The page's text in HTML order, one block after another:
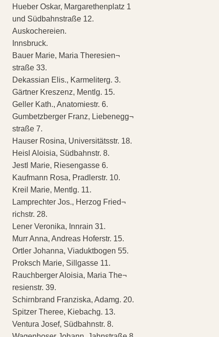
Hueber Oskar, Margarethenplatz 1
und Südbahnstraße 12.
Auskochereien.
Innsbruck.
Bauer Marie, Maria Theresien¬
straße 33.
Dekassian Elis., Karmeliterg. 3.
Gärtner Kreszenz, Mentlg. 15.
Geller Kath., Anatomiestr. 6.
Gumbetzberger Franz, Liebenegg¬
straße 7.
Hauser Rosina, Universitätsstr. 18.
Heisl Aloisia, Südbahnstr. 8.
Jestl Marie, Riesengasse 6.
Kaufmann Rosa, Pradlerstr. 10.
Kreil Marie, Mentlg. 11.
Lamprechter Jos., Herzog Fried¬
richstr. 28.
Lener Veronika, Innrain 31.
Murr Anna, Andreas Hoferstr. 15.
Ortler Johanna, Viaduktbogen 55.
Proksch Marie, Sillgasse 11.
Rauchberger Aloisia, Maria The¬
resienstr. 39.
Schirnbrand Franziska, Adamg. 20.
Spitzer Theree, Kiebachg. 13.
Ventura Josef, Südbahnstr. 8.